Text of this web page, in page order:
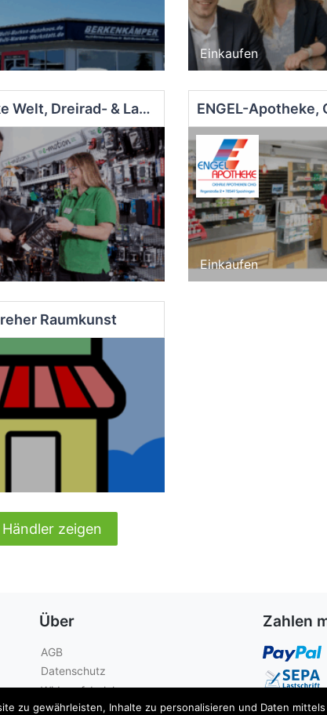
Einkaufen
e-motion e-Bike Welt, Dreirad- & Lastenfahrrad-Zentrum Tuttlingen
Einkaufen
Raumkunst
zeigen
Über
AGB
Datenschutz
Widerrufsbelehrung
Kontakt
Zahlen
zu gewährleisten, Inhalte zu personalisieren und Daten